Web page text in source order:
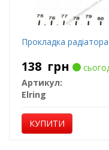
Прокладка
138 грн
Артикул:
Elring
КУПИТИ